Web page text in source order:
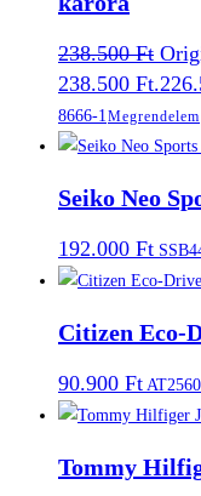
238.500Ft
238.500 Ft.
8666-1 Megrendelem
Seiko Neo
192.000 Ft
Citizen Eco-
90.900 Ft
Tommy